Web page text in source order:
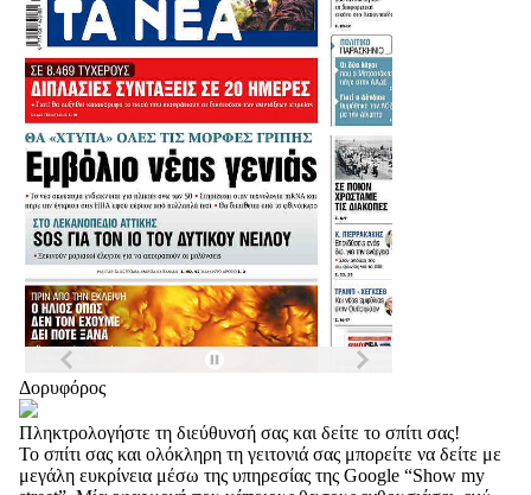
Δορυφόρος
Πληκτρολογήστε τη διεύθυνσή σας και δείτε το σπίτι σας!
Το σπίτι σας και ολόκληρη τη γειτονιά σας μπορείτε να δείτε με
μεγάλη ευκρίνεια μέσω της υπηρεσίας της Google “Show my